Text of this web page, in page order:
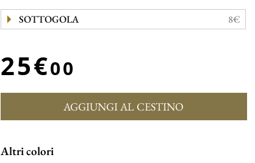
SOTTOGOLA 8€
25€00
AGGIUNGI AL CESTINO
Altri colori